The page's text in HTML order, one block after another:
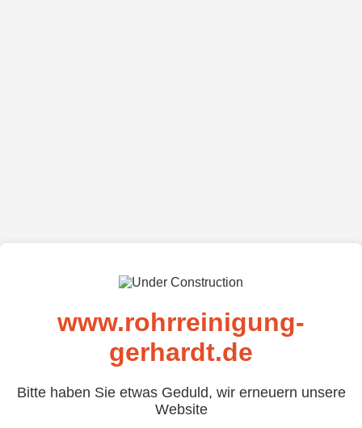
www.rohrreinigung-
gerhardt.de
Bitte haben Sie etwas Geduld, wir erneuern unsere
Website